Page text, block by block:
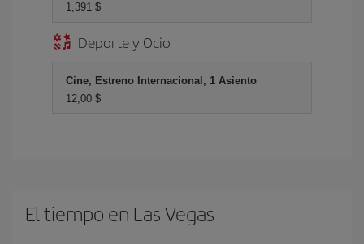
1,391 $
Deporte y Ocio
Cine, Estreno Internacional, 1 Asiento
12,00 $
El tiempo en Las Vegas